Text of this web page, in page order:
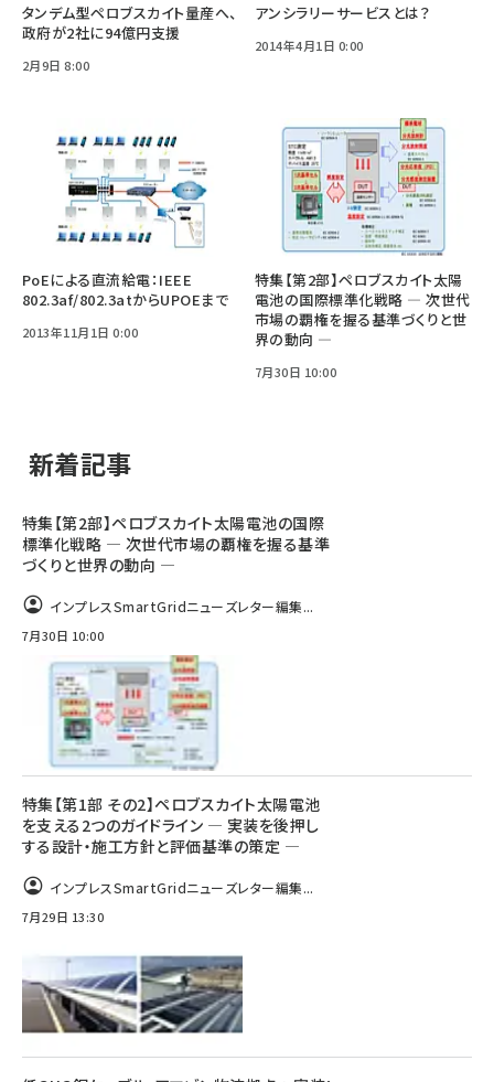
タンデム型ペロブスカイト量産へ、
政府が2社に94億円支援
2月9日 8:00
アンシラリーサービスとは？
2014年4月1日 0:00
PoEによる直流給電：IEEE
802.3af/802.3atからUPOEまで
2013年11月1日 0:00
特集【第2部】ペロブスカイト太陽
電池の国際標準化戦略 ― 次世代
市場の覇権を握る基準づくりと世
界の動向 ―
7月30日 10:00
新着記事
特集【第2部】ペロブスカイト太陽電池の国際
標準化戦略 ― 次世代市場の覇権を握る基準
づくりと世界の動向 ―
インプレスSmartGridニューズレター編集...
7月30日 10:00
特集【第1部 その2】ペロブスカイト太陽電池
を支える2つのガイドライン ― 実装を後押し
する設計・施工方針と評価基準の策定 ―
インプレスSmartGridニューズレター編集...
7月29日 13:30